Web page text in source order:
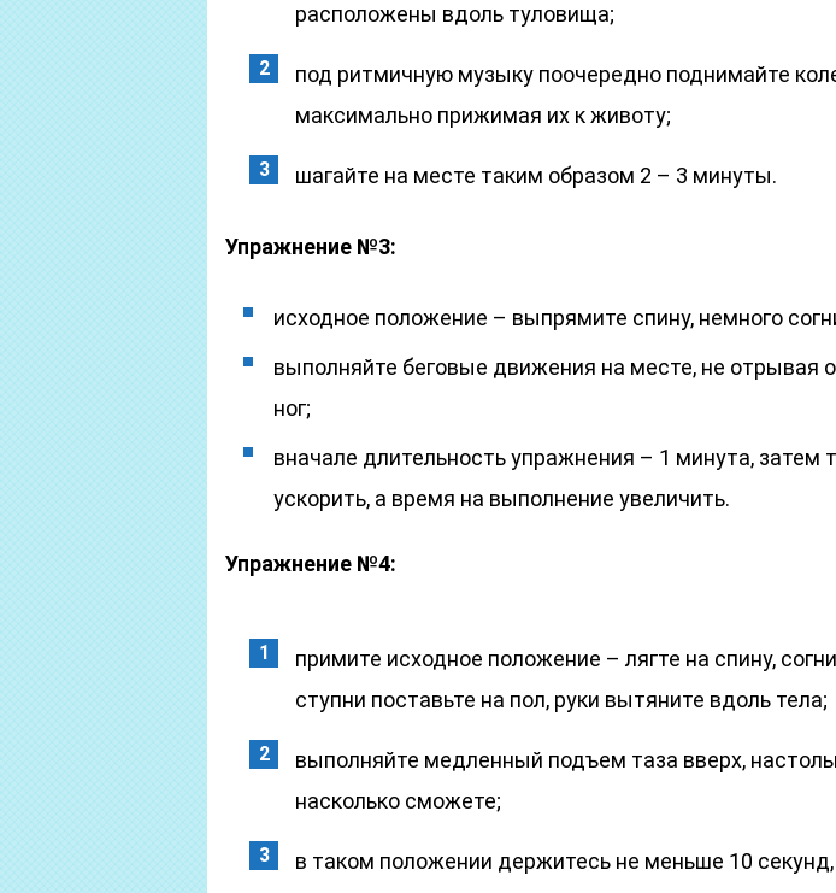
расположены вдоль туловища;
под ритмичную музыку поочередно поднимайте
максимально прижимая их к животу;
шагайте на месте таким образом 2 – 3 минуты.
Упражнение №3:
исходное положение – выпрямите спину, немного
выполняйте беговые движения на месте, не отрывая
ног;
вначале длительность упражнения – 1 минута, затем
ускорить, а время на выполнение увеличить.
Упражнение №4:
примите исходное положение – лягте на спину,
ступни поставьте на пол, руки вытяните вдоль тела;
выполняйте медленный подъем таза вверх,
насколько сможете;
в таком положении держитесь не меньше 10